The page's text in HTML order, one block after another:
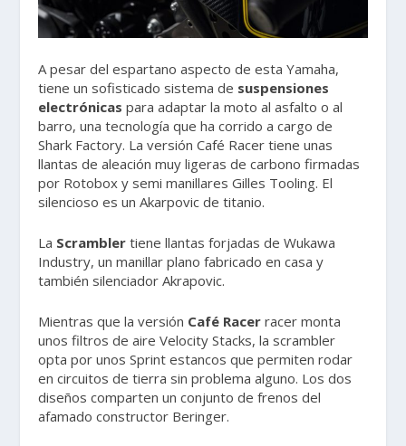
A pesar del espartano aspecto de esta Yamaha,
tiene un sofisticado sistema de suspensiones
electrónicas para adaptar la moto al asfalto o al
barro, una tecnología que ha corrido a cargo de
Shark Factory. La versión Café Racer tiene unas
llantas de aleación muy ligeras de carbono firmadas
por Rotobox y semi manillares Gilles Tooling. El
silencioso es un Akarpovic de titanio.
La Scrambler tiene llantas forjadas de Wukawa
Industry, un manillar plano fabricado en casa y
también silenciador Akrapovic.
Mientras que la versión Café Racer racer monta
unos filtros de aire Velocity Stacks, la scrambler
opta por unos Sprint estancos que permiten rodar
en circuitos de tierra sin problema alguno. Los dos
diseños comparten un conjunto de frenos del
afamado constructor Beringer.